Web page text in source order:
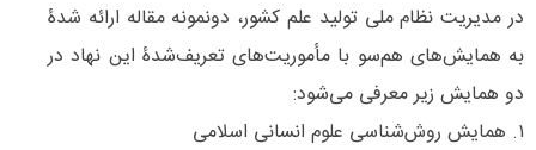
در مدیریت نظام ملی تولید علم کشور، دونمونه مقاله ارائه شدۀ
به همایش‌های هم‌‌سو با مأموریت‌‌های تعریف‌شدۀ این نهاد در
دو همایش زیر معرفی می‌شود:
۱. همایش روش‌شناسی علوم انسانی اسلامی